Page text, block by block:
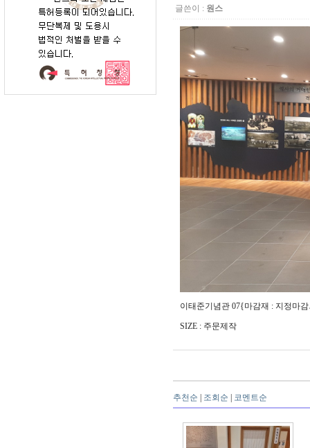
글쓴이 : 원스
이태준기념관 07{마감재 : 지정마
SIZE : 주문제작
추천순 조회순 코멘트순